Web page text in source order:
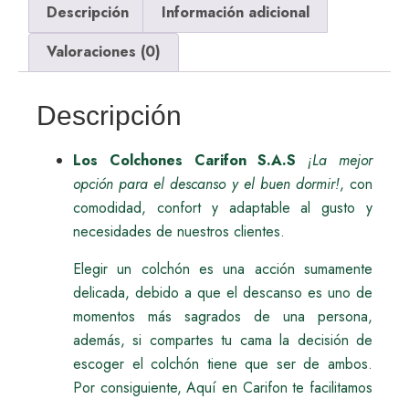
Descripción
Información adicional
Valoraciones (0)
Descripción
Los Colchones Carifon S.A.S
¡La mejor
opción para el descanso y el buen dormir!, con
comodidad, confort y adaptable al gusto y
necesidades de nuestros clientes.
Elegir un colchón es una acción sumamente
delicada, debido a que el descanso es uno de
momentos más sagrados de una persona,
además, si compartes tu cama la decisión de
escoger el colchón tiene que ser de ambos.
Por consiguiente, Aquí en Carifon te facilitamos